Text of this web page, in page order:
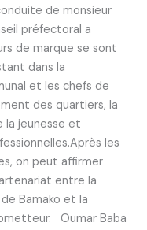
de monsieur
préfectoral a
de marque se sont
dans la
et les chefs de
des quartiers, la
la jeunesse et
les
on peut affirmer
entre la
Bamako et la
Oumar Baba